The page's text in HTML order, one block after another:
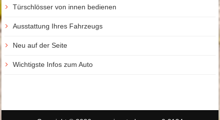
Türschlösser von innen bedienen
Ausstattung Ihres Fahrzeugs
Neu auf der Seite
Wichtigste Infos zum Auto